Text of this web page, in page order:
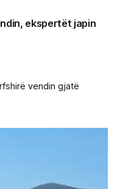
ekspertët japin
vendin gjatë